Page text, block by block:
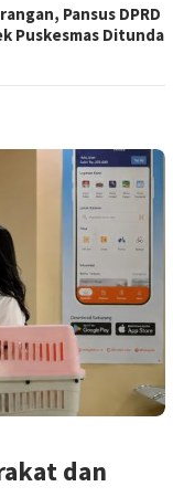
Pansus DPRD
Puskesmas Ditunda
dan